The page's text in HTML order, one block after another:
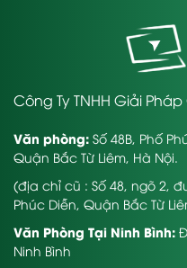
Công Ty TNHH Giải
Văn phòng: Số 48B, Phố
Quận Bắc Từ Liêm, Hà Nội.
(địa chỉ cũ : Số 48, ngõ 2,
Phúc Diễn, Quận Bắc Từ
Văn Phòng Tại Ninh Bình:
Ninh Bình